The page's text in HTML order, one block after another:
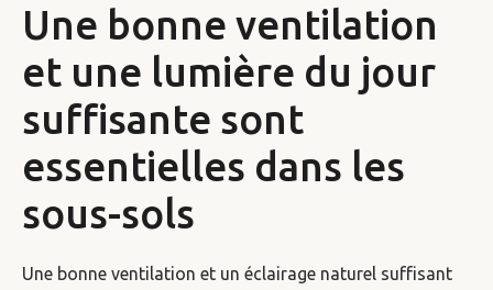
Une bonne ventilation
et une lumière du jour
suffisante sont
essentielles dans les
sous-sols
Une bonne ventilation et un éclairage naturel suffisant